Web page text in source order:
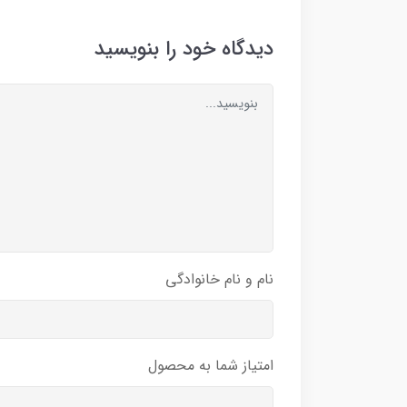
دیدگاه خود را بنویسید
نام و نام خانوادگی
امتیاز شما به محصول